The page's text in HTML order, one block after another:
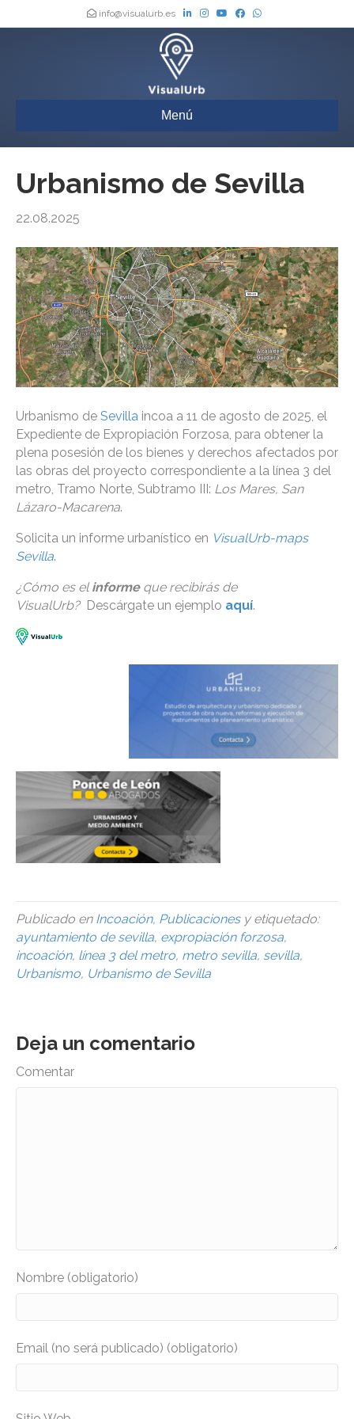
info@visualurb.es
Menú
Urbanismo de Sevilla
22.08.2025
Urbanismo de Sevilla incoa a 11 de agosto de 2025, el
Expediente de Expropiación Forzosa, para obtener la
plena posesión de los bienes y derechos afectados por
las obras del proyecto correspondiente a la línea 3 del
metro, Tramo Norte, Subtramo III: Los Mares, San
Lázaro-Macarena.
Solicita un informe urbanístico en VisualUrb-maps
Sevilla.
¿Cómo es el informe que recibirás de
VisualUrb?Descárgate un ejemplo aquí.
Publicado en Incoación, Publicacionesy etiquetado:
ayuntamiento de sevilla, expropiación forzosa,
incoación, línea 3 del metro, metro sevilla, sevilla,
Urbanismo, Urbanismo de Sevilla
Deja un comentario
Comentar
Nombre (obligatorio)
Email (no será publicado) (obligatorio)